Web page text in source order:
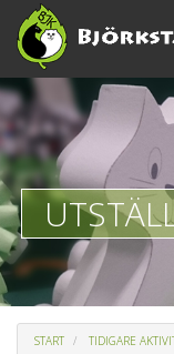
START TIDIGARE